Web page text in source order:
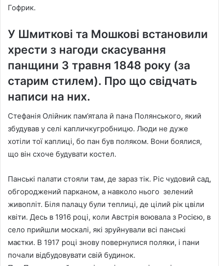
Гофрик.
У Шмиткові та Мошкові встановили
хрести з нагоди скасування
панщини 3 травня 1848 року (за
старим стилем). Про що свідчать
написи на них.
Стефанія Олійник пам’ятала й пана Полянського, який
збудував у селі капличкугробницю. Люди не дуже
хотіли тої каплиці, бо пан був поляком. Вони боялися,
що він схоче будувати костел.
Панські палати стояли там, де зараз тік. Ріс чудовий сад,
обгороджений парканом, а навколо нього зелений
живопліт. Біля палацу були теплиці, де цілий рік цвіли
квіти. Десь в 1916 році, коли Австрія воювала з Росією, в
село прийшли москалі, які зруйнували всі панські
маєтки. В 1917 році знову повернулися поляки, і пани
почали відбудовувати свій будинок.